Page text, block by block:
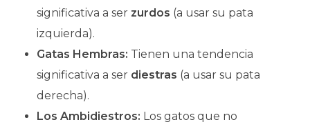
significativa a ser zurdos (a usar su pata
izquierda).
Gatas Hembras: Tienen una tendencia
significativa a ser diestras (a usar su pata
derecha).
Los Ambidiestros: Los gatos que no